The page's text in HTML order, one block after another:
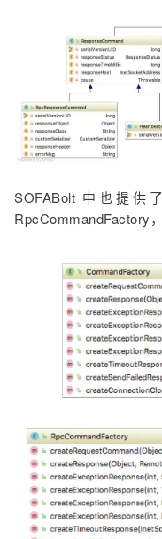
SOFABolt 中也提供
RpcCommandFactory